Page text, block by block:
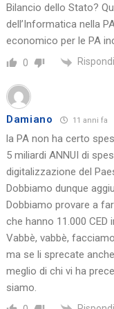
Bilancio dello Stato?
dell’Informatica nella
economico per le PA
0 Rispondi
Damiano 11 anni fa
la PA non ha certo
5 miliardi ANNUI di
digitalizzazione del
Dobbiamo dunque
Dobbiamo provare a far
che hanno 11.000 CED
Vabbè, vabbè,
ma se li sprecate
meglio di chi vi ha
siamo.